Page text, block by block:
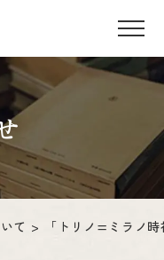
て 「トリノ=ミラノ